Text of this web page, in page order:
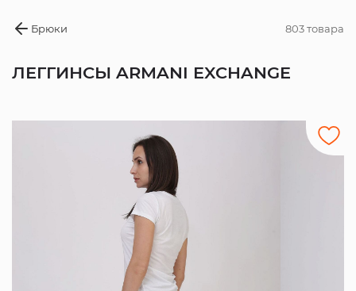
Брюки 803 товара
ЛЕГГИНСЫ ARMANI EXCHANGE